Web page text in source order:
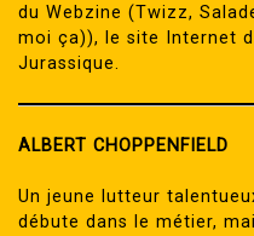
du Webzine (Twizz,
moi ça)), le site Internet
Jurassique.
ALBERT CHOPPENFIELD
Un jeune lutteur
débute dans le métier,